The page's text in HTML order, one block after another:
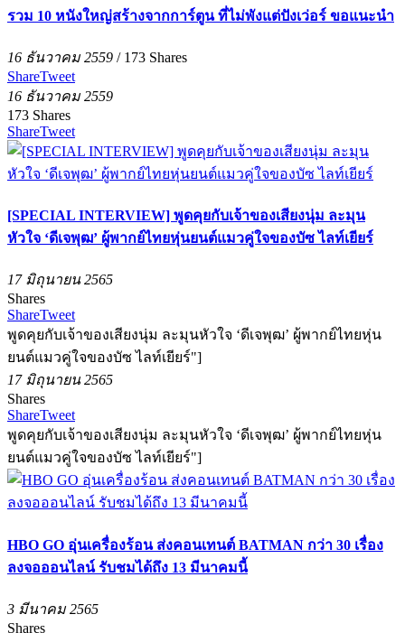
รวม 10 หนังใหญ่สร้างจากการ์ตูน ที่ไม่พังแต่ปังเว่อร์ ขอแนะนำ
16 ธันวาคม 2559 / 173 Shares
ShareTweet
16 ธันวาคม 2559
173 Shares
ShareTweet
[SPECIAL INTERVIEW] พูดคุยกับเจ้าของเสียงนุ่ม ละมุน
หัวใจ ‘ดีเจพุฒ’ ผู้พากย์ไทยหุ่นยนต์แมวคู่ใจของบัซ ไลท์เยียร์
17 มิถุนายน 2565
Shares
ShareTweet
พูดคุยกับเจ้าของเสียงนุ่ม ละมุนหัวใจ ‘ดีเจพุฒ’ ผู้พากย์ไทยหุ่น
ยนต์แมวคู่ใจของบัซ ไลท์เยียร์"]
17 มิถุนายน 2565
Shares
ShareTweet
พูดคุยกับเจ้าของเสียงนุ่ม ละมุนหัวใจ ‘ดีเจพุฒ’ ผู้พากย์ไทยหุ่น
ยนต์แมวคู่ใจของบัซ ไลท์เยียร์"]
HBO GO อุ่นเครื่องร้อน ส่งคอนเทนต์ BATMAN กว่า 30 เรื่อง
ลงจอออนไลน์ รับชมได้ถึง 13 มีนาคมนี้
3 มีนาคม 2565
Shares